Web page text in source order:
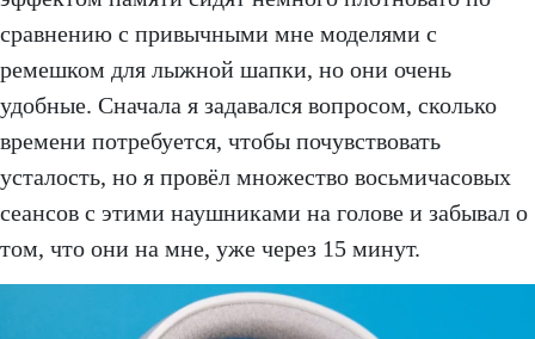
сравнению с привычными мне моделями с
ремешком для лыжной шапки, но они очень
удобные. Сначала я задавался вопросом, сколько
времени потребуется, чтобы почувствовать
усталость, но я провёл множество восьмичасовых
сеансов с этими наушниками на голове и забывал о
том, что они на мне, уже через 15 минут.